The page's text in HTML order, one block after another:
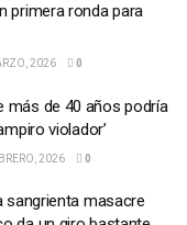
primera ronda para
2026 0
más de 40 años podría
violador’
2026 0
sangrienta masacre